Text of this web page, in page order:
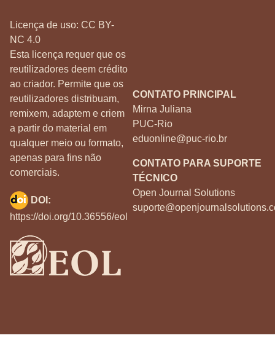
Licença de uso: CC BY-
NC 4.0
Esta licença requer que os
reutilizadores deem crédito
ao criador. Permite que os
reutilizadores distribuam,
remixem, adaptem e criem
a partir do material em
qualquer meio ou formato,
apenas para fins não
comerciais.
CONTATO PRINCIPAL
Mirna Juliana
PUC-Rio
eduonline@puc-rio.br
CONTATO PARA SUPORTE
TÉCNICO
Open Journal Solutions
DOI:
https://doi.org/10.36556/eol